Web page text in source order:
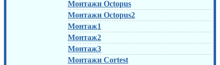
Монтажи Octopus
Монтажи Octopus2
Монтаж1
Монтаж2
Монтаж3
Монтажи Cortest